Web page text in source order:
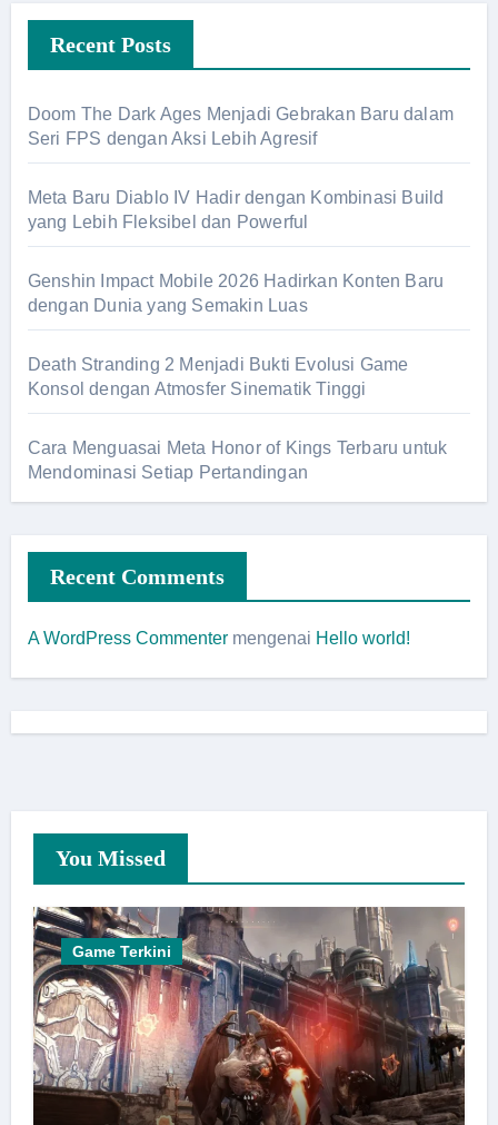
Recent Posts
Doom The Dark Ages Menjadi Gebrakan Baru dalam
Seri FPS dengan Aksi Lebih Agresif
Meta Baru Diablo IV Hadir dengan Kombinasi Build
yang Lebih Fleksibel dan Powerful
Genshin Impact Mobile 2026 Hadirkan Konten Baru
dengan Dunia yang Semakin Luas
Death Stranding 2 Menjadi Bukti Evolusi Game
Konsol dengan Atmosfer Sinematik Tinggi
Cara Menguasai Meta Honor of Kings Terbaru untuk
Mendominasi Setiap Pertandingan
Recent Comments
A WordPress Commentermengenai Hello world!
You Missed
Game Terkini